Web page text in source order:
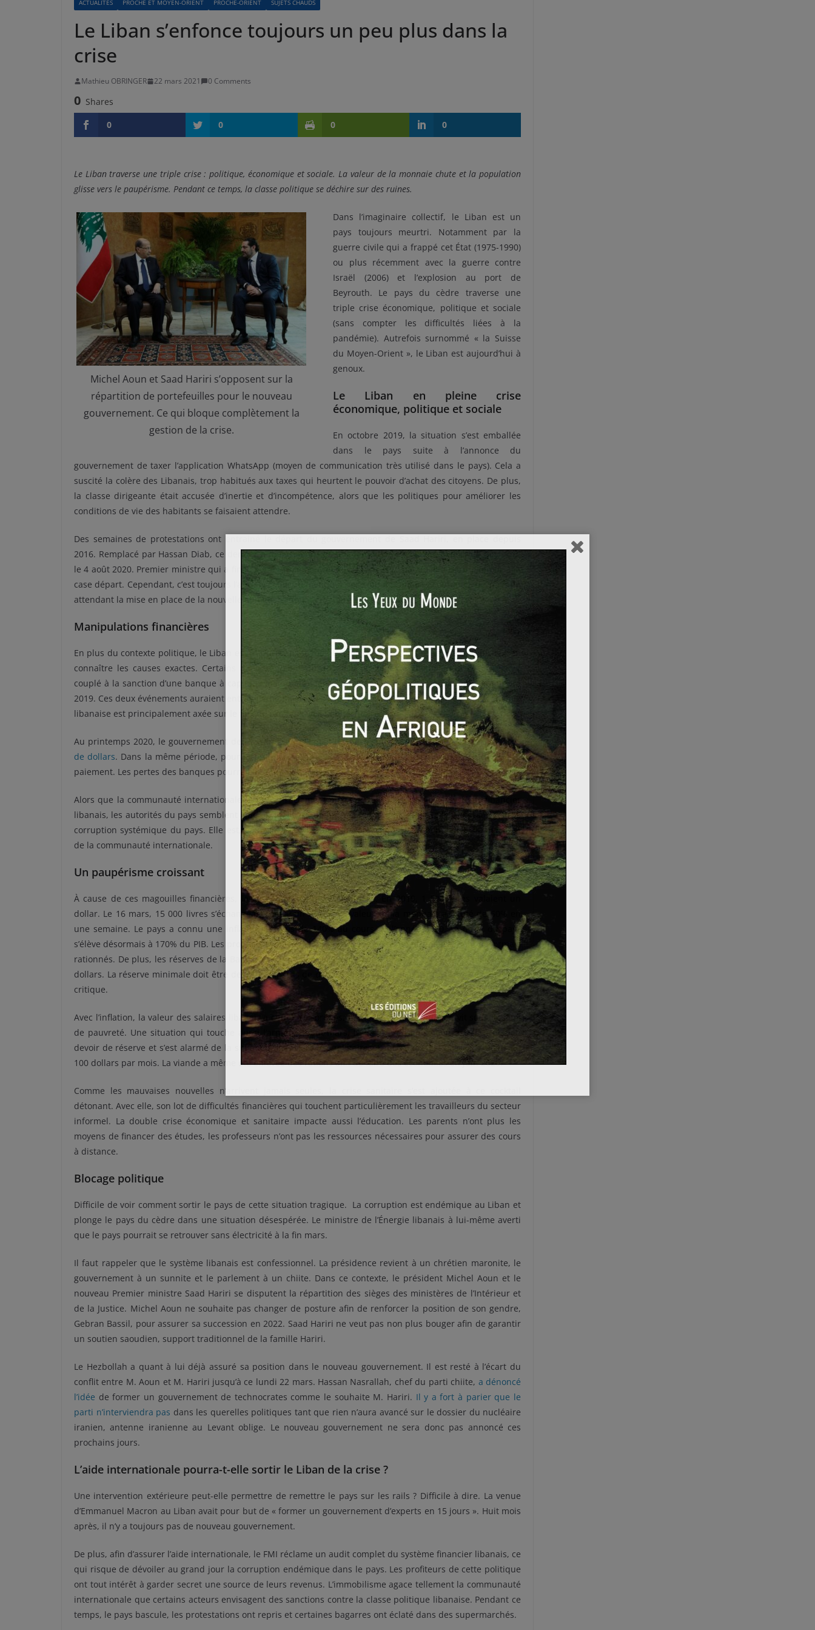
ACTUALITÉS PROCHE ET MOYEN-ORIENT PROCHE-ORIENT SUJETS CHAUDS
Le Liban s’enfonce toujours un peu plus dans la
crise
Mathieu OBRINGER 22 mars 2021 0 Comments
0 Shares
0
0 0 0
Le Liban traverse une triple crise : politique, économique et sociale. La valeur de la monnaie chute et la population
glisse vers le paupérisme. Pendant ce temps, la classe politique se déchire sur des ruines.
Michel Aoun et Saad Hariri s’opposent sur la
répartition de portefeuilles pour le nouveau
gouvernement. Ce qui bloque complètement la
gestion de la crise.
Dans l’imaginaire collectif, le Liban est un
pays toujours meurtri. Notamment par la
guerre civile qui a frappé cet État (1975-1990)
ou plus récemment avec la guerre contre
Israël (2006) et l’explosion au port de
Beyrouth. Le pays du cèdre traverse une
triple crise économique, politique et sociale
(sans compter les difficultés liées à la
pandémie). Autrefois surnommé « la Suisse
du Moyen-Orient », le Liban est aujourd’hui à
genoux.
Le Liban en pleine crise
économique, politique et sociale
En octobre 2019, la situation s’est emballée
dans le pays suite à l’annonce du
gouvernement de taxer l’application WhatsApp (moyen de communication très utilisé dans le pays). Cela a
suscité la colère des Libanais, trop habitués aux taxes qui heurtent le pouvoir d’achat des citoyens. De plus,
la classe dirigeante était accusée d’inertie et d’incompétence, alors que les politiques pour améliorer les
conditions de vie des habitants se faisaient attendre.
Des semaines de protestations ont entrainé le départ du gouvernement de Saad Hariri, en place depuis
2016. Remplacé par Hassan Diab, ce dernier a démissionné suite à la double explosionau port de Beyrouth
le 4 août 2020. Premier ministre qui a finalement été remplacé en octobre 2020 par… Saad Hariri. Retour à la
case départ. Cependant, c’est toujours l’ancien gouvernement qui s’occupe des affaires courantes du pays en
attendant la mise en place de la nouvelle administration. Cette dernière se fait toujours attendre.
Manipulations financières
En plus du contexte politique, le Liban est frappé dans le même temps par une crise financière. Difficile d’en
connaître les causes exactes. Certains analystes pointent du doigt le contexte géopolitique de la région
couplé à la sanction d’une banque à capitaux majoritairement chiites par le Trésor américain en septembre
2019. Ces deux événements auraient entrainé une baisse des capitaux étrangers vers le Liban. Or, l’économie
libanaise est principalement axée sur le flux de capitaux vers son territoire.
Au printemps 2020, le gouvernement de Hassan Diab estimait les pertes de banques à plus de80 milliards
de dollars. Dans la même période, pour la première fois de son histoire, le Liban se déclarait en défaut de
paiement. Les pertes des banques pourraient en réalité avoisiner les 100 milliards de dollars.
Alors que la communauté internationale et le FMI réclament plus de transparence sur le système financier
libanais, les autorités du pays semblent jouer la montre. En effet, cela risquerait de dévoiler au grand jour la
corruption systémique du pays. Elle est, pourtant, bien connue de l’ensemble de la population libanaise et
de la communauté internationale.
Un paupérisme croissant
À cause de ces magouilles financières, la livre libanaise s’est effondrée. En 2019, 1 500 livres valaient un
dollar. Le 16 mars, 15 000 livres s’échangeait contre un dollar. La valeur de la monnaie a chuté de 50% en
une semaine. Le pays a connu une inflation de plus de 140% au cours de l’année 2020. La dette du pays
s’élève désormais à 170% du PIB. Les produits de bases, comme la farine et les médicaments, sont désormais
rationnés. De plus, les réserves de la Banque centrale libanaise s’élevaient il y a un mois à 17,9 milliards de
dollars. La réserve minimale doit être de 17,5 milliards de dollars. Nous sommes donc très proches du point
critique.
Avec l’inflation, la valeur des salaires libanais a chuté. Désormais, la moitié de la population vit sous le seuil
de pauvreté. Une situation qui touche aussi l’armée. Début mars, le général Joseph Aoun est sorti de son
devoir de réserve et s’est alarmé de la situation financière des militaires. Leur salaire est passée à moins de
100 dollars par mois. La viande a même été enlevée des rations afin de faire des économies en juin 2020.
Comme les mauvaises nouvelles n’arrivent jamais seules, la crise sanitaire s’est ajoutée à ce cocktail
détonant. Avec elle, son lot de difficultés financières qui touchent particulièrement les travailleurs du secteur
informel. La double crise économique et sanitaire impacte aussi l’éducation. Les parents n’ont plus les
moyens de financer des études, les professeurs n’ont pas les ressources nécessaires pour assurer des cours
à distance.
Blocage politique
Difficile de voir comment sortir le pays de cette situation tragique. La corruption est endémique au Liban et
plonge le pays du cèdre dans une situation désespérée. Le ministre de l’Énergie libanais à lui-même averti
que le pays pourrait se retrouver sans électricité à la fin mars.
Il faut rappeler que le système libanais est confessionnel. La présidence revient à un chrétien maronite, le
gouvernement à un sunnite et le parlement à un chiite. Dans ce contexte, le président Michel Aoun et le
nouveau Premier ministre Saad Hariri se disputent la répartition des sièges des ministères de l’Intérieur et
de la Justice. Michel Aoun ne souhaite pas changer de posture afin de renforcer la position de son gendre,
Gebran Bassil, pour assurer sa succession en 2022. Saad Hariri ne veut pas non plus bouger afin de garantir
un soutien saoudien, support traditionnel de la famille Hariri.
Le Hezbollah a quant à lui déjà assuré sa position dans le nouveau gouvernement. Il est resté à l’écart du
conflit entre M. Aoun et M. Hariri jusqu’à ce lundi 22 mars. Hassan Nasrallah, chef du parti chiite, a dénoncé
l’idée de former un gouvernement de technocrates comme le souhaite M. Hariri. Il y a fort à parier que le
parti n’interviendra pas dans les querelles politiques tant que rien n’aura avancé sur le dossier du nucléaire
iranien, antenne iranienne au Levant oblige. Le nouveau gouvernement ne sera donc pas annoncé ces
prochains jours.
L’aide internationale pourra-t-elle sortir le Liban de la crise ?
Une intervention extérieure peut-elle permettre de remettre le pays sur les rails ? Difficile à dire. La venue
d’Emmanuel Macron au Liban avait pour but de « former un gouvernement d’experts en 15 jours ». Huit mois
après, il n’y a toujours pas de nouveau gouvernement.
De plus, afin d’assurer l’aide internationale, le FMI réclame un audit complet du système financier libanais, ce
qui risque de dévoiler au grand jour la corruption endémique dans le pays. Les profiteurs de cette politique
ont tout intérêt à garder secret une source de leurs revenus. L’immobilisme agace tellement la communauté
internationale que certains acteurs envisagent des sanctions contre la classe politique libanaise. Pendant ce
temps, le pays bascule, les protestations ont repris et certaines bagarres ont éclaté dans des supermarchés.